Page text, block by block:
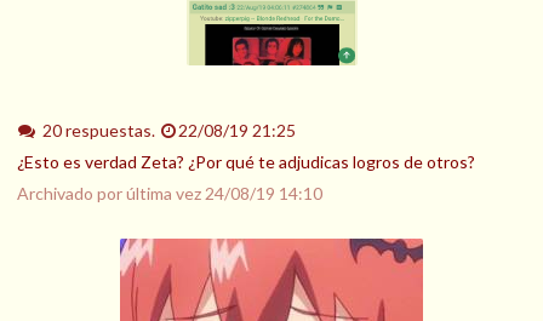
20 respuestas.
22/08/19 21:25
¿Esto es verdad Zeta? ¿Por qué te adjudicas logros de otros?
Archivado por última vez 24/08/19 14:10